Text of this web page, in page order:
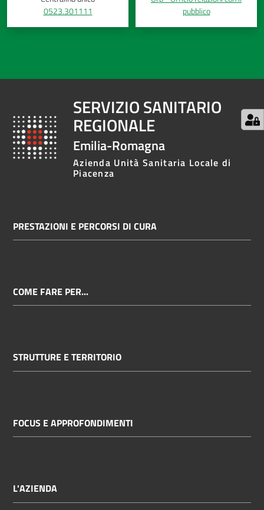
0523.301111
pubblico
SERVIZIO SANITARIO
REGIONALE
Emilia-Romagna
Azienda Unità Sanitaria Locale di
Piacenza
PRESTAZIONI E PERCORSI DI CURA
COME FARE PER...
STRUTTURE E TERRITORIO
FOCUS E APPROFONDIMENTI
L'AZIENDA